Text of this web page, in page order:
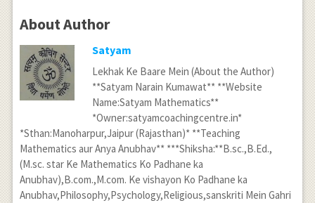
About Author
Satyam
Lekhak Ke Baare Mein (About the Author)
**Satyam Narain Kumawat** **Website
Name:Satyam Mathematics**
*Owner:satyamcoachingcentre.in*
*Sthan:Manoharpur,Jaipur (Rajasthan)* **Teaching
Mathematics aur Anya Anubhav** ***Shiksha:**B.sc.,B.Ed.,
(M.sc. star Ke Mathematics Ko Padhane ka
Anubhav),B.com.,M.com. Ke vishayon Ko Padhane ka
Anubhav,Philosophy,Psychology,Religious,sanskriti Mein Gahri